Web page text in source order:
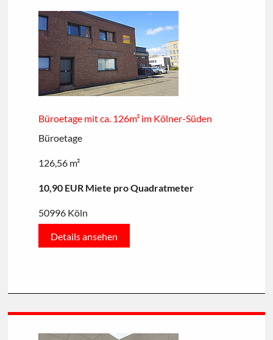
Büroetage mit ca. 126m² im Kölner-Süden
Büroetage
126,56 m²
10,90 EUR Miete pro Quadratmeter
50996 Köln
Details ansehen